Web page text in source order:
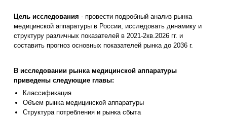
Цель исследования - провести подробный анализ рынка
медицинской аппаратуры в России, исследовать динамику и
структуру различных показателей в 2021-2кв.2026 гг. и
составить прогноз основных показателей рынка до 2036 г.
В исследовании рынка медицинской аппаратуры
приведены следующие главы:
Классификация
Объем рынка медицинской аппаратуры
Структура потребления и рынка сбыта